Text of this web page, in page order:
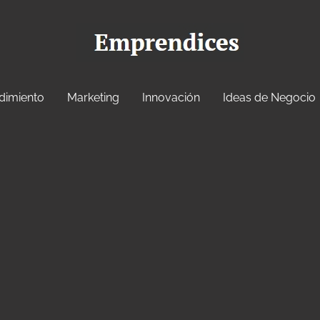
Marketing Innovación Ideas de Negocio